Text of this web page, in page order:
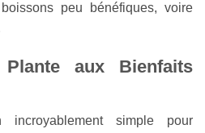
peu bénéfiques, voire
aux Bienfaits
simple pour